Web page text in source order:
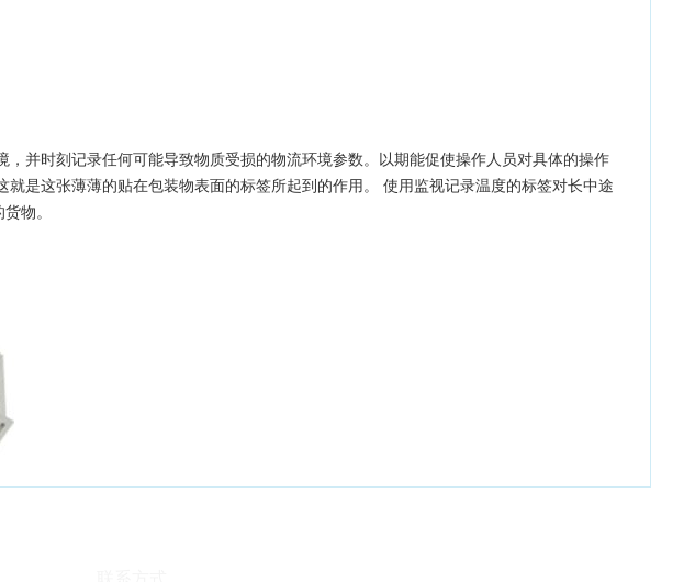
并时刻记录任何可能导致物质受损的物流环境参数。以期能促使操作人员对具体的操作
是这张薄薄的贴在包装物表面的标签所起到的作用。 使用监视记录温度的标签对长中途
物。